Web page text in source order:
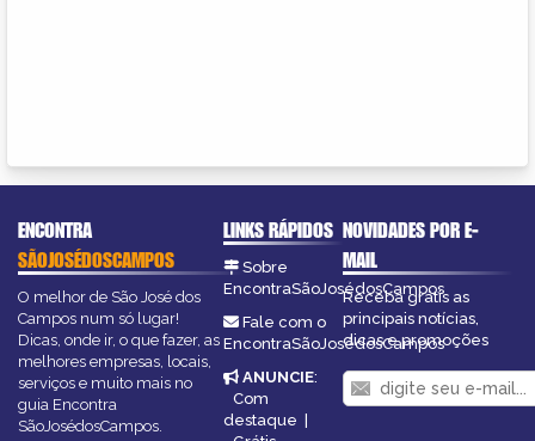
ENCONTRA
SÃOJOSÉDOSCAMPOS
O melhor de São José dos
Campos num só lugar!
Dicas, onde ir, o que fazer, as
melhores empresas, locais,
serviços e muito mais no
guia Encontra
SãoJosédosCampos.
LINKS RÁPIDOS
Sobre
EncontraSãoJosédosCampos
Fale com o
EncontraSãoJosédosCampos
ANUNCIE:
Com
destaque
NOVIDADES POR E-
MAIL
Receba grátis as
principais notícias,
dicas e promoções